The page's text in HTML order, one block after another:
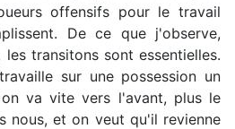
offensifs pour le travail
De ce que j'observe,
transitons sont essentielles.
sur une possession un
va vite vers l'avant, plus le
nous, et on veut qu'il revienne